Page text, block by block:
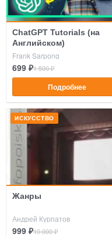
ChatGPT Tutorials (на
Английском)
Frank Sarpong
699 ₽1 500 ₽
Подробнее
ИСКУССТВО
Жанры
Андрей Курпатов
999 ₽10 000 ₽